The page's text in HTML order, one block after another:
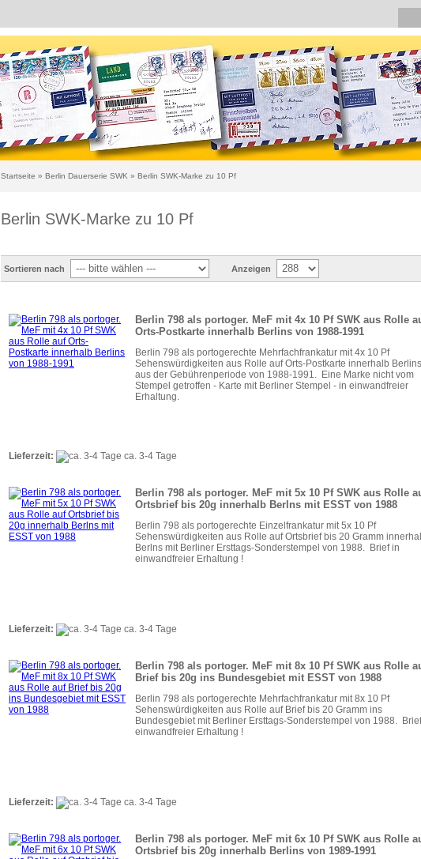
Startseite » Berlin Dauerserie SWK » Berlin SWK-Marke zu 10 Pf
Berlin SWK-Marke zu 10 Pf
Sortieren nach Anzeigen
Berlin 798 als portoger. MeF mit 4x 10 Pf SWK aus Rolle
Orts-Postkarte innerhalb Berlins von 1988-1991
Berlin 798 als portogerechte Mehrfachfrankatur mit 4x 10 Pf
Sehenswürdigkeiten aus Rolle auf Orts-Postkarte innerhalb Berlins
aus der Gebührenperiode von 1988-1991. Eine Marke nicht vom
Stempel getroffen - Karte mit Berliner Stempel - in einwandfreier
Erhaltung.
Lieferzeit: ca. 3-4 Tage
Berlin 798 als portoger. MeF mit 5x 10 Pf SWK aus Rolle
Ortsbrief bis 20g innerhalb Berlns mit ESST von 1988
Berlin 798 als portogerechte Einzelfrankatur mit 5x 10 Pf
Sehenswürdigkeiten aus Rolle auf Ortsbrief bis 20 Gramm
Berlns mit Berliner Ersttags-Sonderstempel von 1988. Brief in
einwandfreier Erhaltung !
Lieferzeit: ca. 3-4 Tage
Berlin 798 als portoger. MeF mit 8x 10 Pf SWK aus Rolle
Brief bis 20g ins Bundesgebiet mit ESST von 1988
Berlin 798 als portogerechte Mehrfachfrankatur mit 8x 10 Pf
Sehenswürdigkeiten aus Rolle auf Brief bis 20 Gramm ins
Bundesgebiet mit Berliner Ersttags-Sonderstempel von 1988.
einwandfreier Erhaltung !
Lieferzeit: ca. 3-4 Tage
Berlin 798 als portoger. MeF mit 6x 10 Pf SWK aus Rolle
Ortsbrief bis 20g innerhalb Berlins von 1989-1991